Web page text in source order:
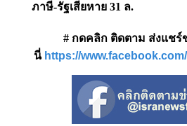
ภาษี-รัฐเสียหาย 31 ล.
# กดคลิก ติดตาม ส่งแชร์
นี่ https://